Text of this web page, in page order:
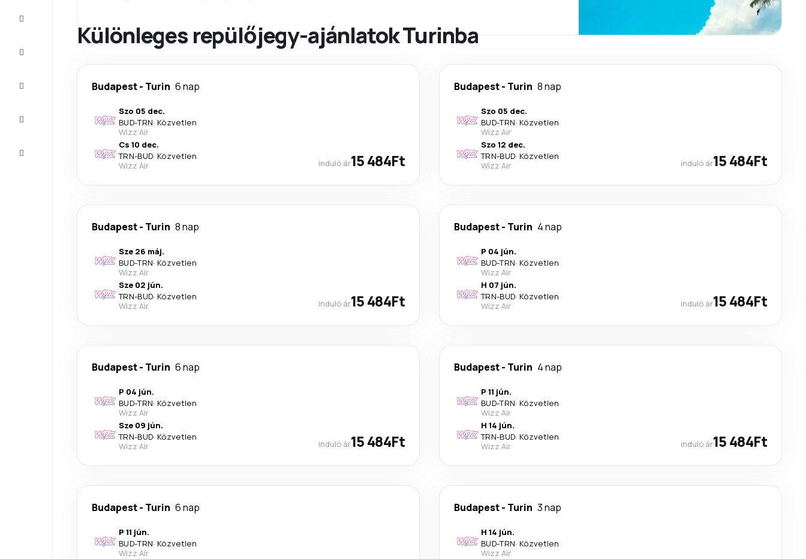
Különleges repülőjegy-ajánlatok Turinba
Budapest- Turin 6 nap
Szo 05 dec.
BUD-TRN· Közvetlen
Wizz Air
Cs 10 dec.
TRN-BUD· Közvetlen
Wizz Air
induló ár15 484Ft
Budapest- Turin 8 nap
Szo 05 dec.
BUD-TRN· Közvetlen
Wizz Air
Szo 12 dec.
TRN-BUD· Közvetlen
Wizz Air
induló ár15 484Ft
Budapest- Turin 8 nap
Sze 26 máj.
BUD-TRN· Közvetlen
Wizz Air
Sze 02 jún.
TRN-BUD· Közvetlen
Wizz Air
induló ár15 484Ft
Budapest- Turin 4 nap
P 04 jún.
BUD-TRN· Közvetlen
Wizz Air
H 07 jún.
TRN-BUD· Közvetlen
Wizz Air
induló ár15 484Ft
Budapest- Turin 6 nap
P 04 jún.
BUD-TRN· Közvetlen
Wizz Air
Sze 09 jún.
TRN-BUD· Közvetlen
Wizz Air
induló ár15 484Ft
Budapest- Turin 4 nap
P 11 jún.
BUD-TRN· Közvetlen
Wizz Air
H 14 jún.
TRN-BUD· Közvetlen
Wizz Air
induló ár15 484Ft
Budapest- Turin 6 nap
P 11 jún.
BUD-TRN· Közvetlen
Wizz Air
Budapest- Turin 3 nap
H 14 jún.
BUD-TRN· Közvetlen
Wizz Air